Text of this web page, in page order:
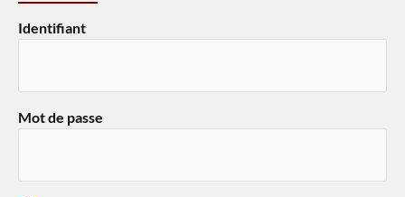
Identifiant
Mot de passe